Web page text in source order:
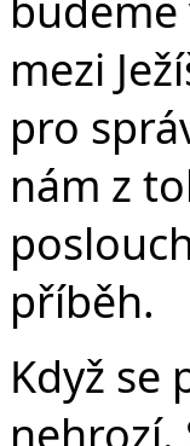
mezi
pro
nám z
příběh.
Když se
nehrozí.